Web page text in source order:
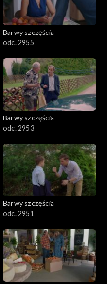
Barwy szczęścia
odc. 2955
Barwy szczęścia
odc. 2953
Barwy szczęścia
odc. 2951